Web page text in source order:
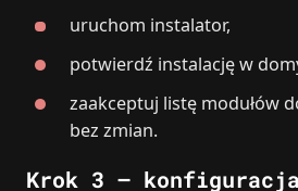
uruchom instalator,
potwierdź instalację w
zaakceptuj listę modułów
bez zmian.
Krok 3 –